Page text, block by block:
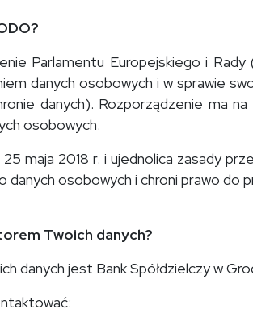
Parlamentu Europejskiego i
danych osobowych i w sprawie
danych). Rozporządzenie ma
osobowych.
maja 2018 r. i ujednolica zasady
osobowych i chroni prawo do
Twoich danych?
danych jest Bank Spółdzielczy w